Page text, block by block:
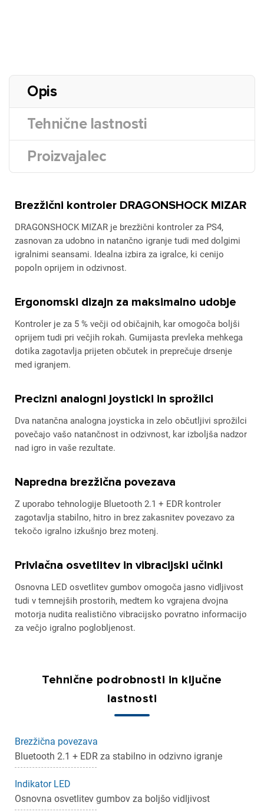
Opis
Tehnične lastnosti
Proizvajalec
Brezžični kontroler DRAGONSHOCK MIZAR
DRAGONSHOCK MIZAR je brezžični kontroler za PS4,
zasnovan za udobno in natančno igranje tudi med dolgimi
igralnimi seansami. Idealna izbira za igralce, ki cenijo
popoln oprijem in odzivnost.
Ergonomski dizajn za maksimalno udobje
Kontroler je za 5 % večji od običajnih, kar omogoča boljši
oprijem tudi pri večjih rokah. Gumijasta prevleka mehkega
dotika zagotavlja prijeten občutek in preprečuje drsenje
med igranjem.
Precizni analogni joysticki in sprožilci
Dva natančna analogna joysticka in zelo občutljivi sprožilci
povečajo vašo natančnost in odzivnost, kar izboljša nadzor
nad igro in vaše rezultate.
Napredna brezžična povezava
Z uporabo tehnologije Bluetooth 2.1 + EDR kontroler
zagotavlja stabilno, hitro in brez zakasnitev povezavo za
tekočo igralno izkušnjo brez motenj.
Privlačna osvetlitev in vibracijski učinki
Osnovna LED osvetlitev gumbov omogoča jasno vidljivost
tudi v temnejših prostorih, medtem ko vgrajena dvojna
motorja nudita realistično vibracijsko povratno informacijo
za večjo igralno poglobljenost.
Tehnične podrobnosti in ključne
lastnosti
Brezžična povezava
Bluetooth 2.1 + EDR za stabilno in odzivno igranje
Indikator LED
Osnovna osvetlitev gumbov za boljšo vidljivost